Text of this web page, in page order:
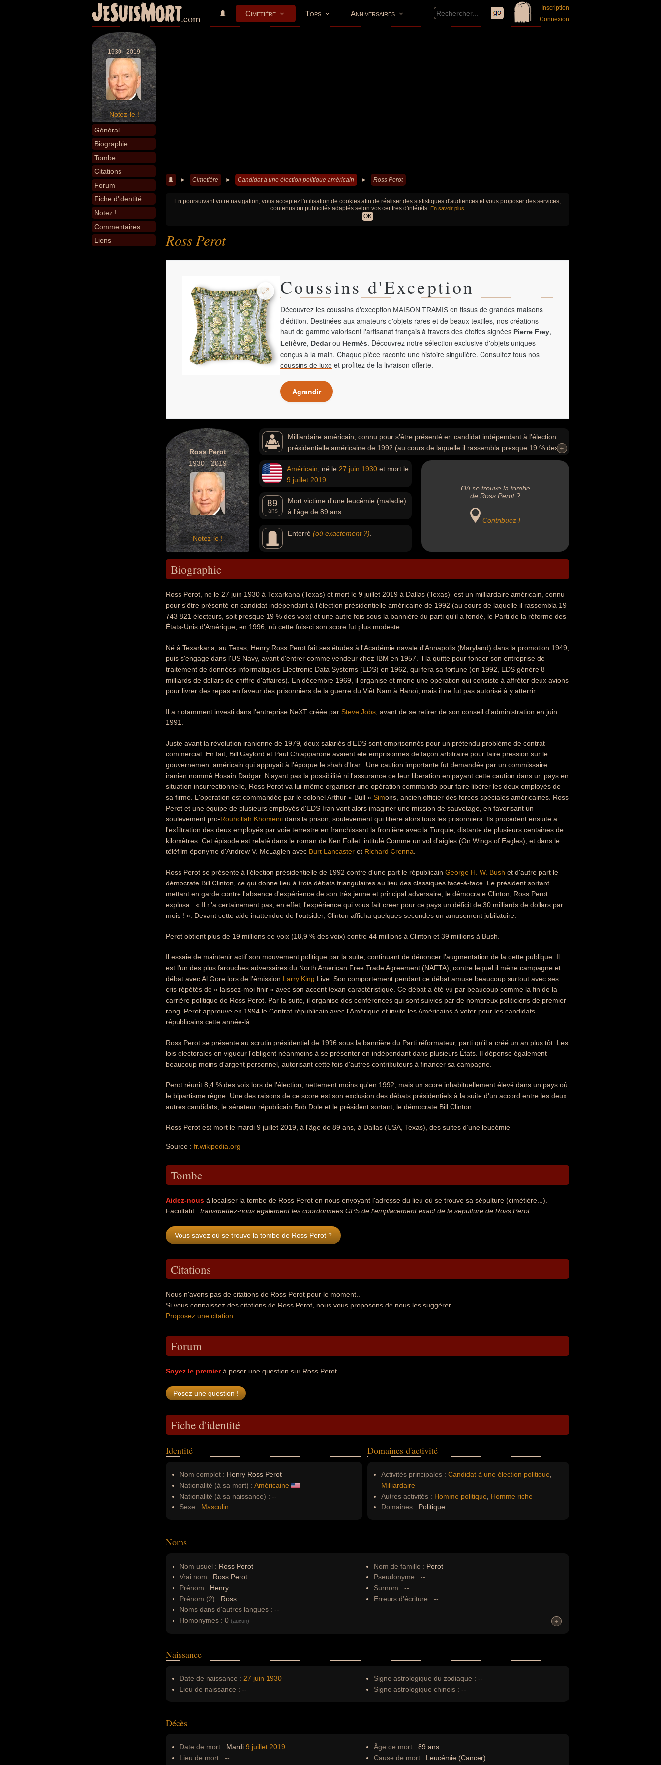
JeSuisMort.com Cimetière Tops Anniversaires
Inscription
Connexion
1930 - 2019
Notez-le !
Général
Biographie
Tombe
Citations
Forum
Fiche d'identité
Notez !
Commentaires
Liens
► Cimetière ► Candidat à une élection politique américain ► Ross Perot
En poursuivant votre navigation, vous acceptez l'utilisation de cookies afin de réaliser des statistiques d'audiences et vous proposer des services,
contenus ou publicités adaptés selon vos centres d'intérêts. En savoir plus
OK
Ross Perot
Coussins d'Exception
Découvrez les coussins d'exception MAISON TRAMIS en tissus de grandes maisons
d'édition. Destinées aux amateurs d'objets rares et de beaux textiles, nos créations
haut de gamme valorisent l'artisanat français à travers des étoffes signées Pierre Frey,
Lelièvre, Dedarou Hermès. Découvrez notre sélection exclusive d'objets uniques
conçus à la main. Chaque pièce raconte une histoire singulière. Consultez tous nos
coussins de luxe et profitez de la livraison offerte.
Agrandir
Ross Perot
1930 - 2019
Notez-le !
Milliardaire américain, connu pour s'être présenté en candidat indépendant à l'élection
présidentielle américaine de 1992 (au cours de laquelle il rassembla presque 19 % des
d'Amérique, en 1996, où cette fois-ci son score fut plus modeste.
+
+
Américain , né le 27 juin 1930 et mort le
9 juillet 2019
89
ans
Mort victime d'une leucémie (maladie)
à l'âge de 89 ans.
Enterré (où exactement ?)
Où se trouve la tombe
de Ross Perot ?
Contribuez !
Biographie
Ross Perot, né le 27 juin 1930 à Texarkana (Texas) et mort le 9 juillet 2019 à Dallas (Texas), est un milliardaire américain, connu
pour s'être présenté en candidat indépendant à l'élection présidentielle américaine de 1992 (au cours de laquelle il rassembla 19
743 821 électeurs, soit presque 19 % des voix) et une autre fois sous la bannière du parti qu'il a fondé, le Parti de la réforme des
États-Unis d'Amérique, en 1996, où cette fois-ci son score fut plus modeste.
Né à Texarkana, au Texas, Henry Ross Perot fait ses études à l'Académie navale d'Annapolis (Maryland) dans la promotion 1949,
puis s'engage dans l'US Navy, avant d'entrer comme vendeur chez IBM en 1957. Il la quitte pour fonder son entreprise de
traitement de données informatiques Electronic Data Systems (EDS) en 1962, qui fera sa fortune (en 1992, EDS génère 8
milliards de dollars de chiffre d'affaires). En décembre 1969, il organise et mène une opération qui consiste à affréter deux avions
pour livrer des repas en faveur des prisonniers de la guerre du Viêt Nam à Hanoï, mais il ne fut pas autorisé à y atterrir.
Il a notamment investi dans l'entreprise NeXT créée par Steve Jobs , avant de se retirer de son conseil d'administration en juin
1991.
Juste avant la révolution iranienne de 1979, deux salariés d'EDS sont emprisonnés pour un prétendu problème de contrat
commercial. En fait, Bill Gaylord et Paul Chiapparone avaient été emprisonnés de façon arbitraire pour faire pression sur le
gouvernement américain qui appuyait à l'époque le shah d'Iran. Une caution importante fut demandée par un commissaire
iranien nommé Hosain Dadgar. N'ayant pas la possibilité ni l'assurance de leur libération en payant cette caution dans un pays en
situation insurrectionnelle, Ross Perot va lui-même organiser une opération commando pour faire libérer les deux employés de
sa firme. L'opération est commandée par le colonel Arthur « Bull » Simons, ancien officier des forces spéciales américaines. Ross
Perot et une équipe de plusieurs employés d'EDS Iran vont alors imaginer une mission de sauvetage, en favorisant un
soulèvement pro-Rouhollah Khomeini dans la prison, soulèvement qui libère alors tous les prisonniers. Ils procèdent ensuite à
l'exfiltration des deux employés par voie terrestre en franchissant la frontière avec la Turquie, distante de plusieurs centaines de
kilomètres. Cet épisode est relaté dans le roman de Ken Follett intitulé Comme un vol d'aigles (On Wings of Eagles), et dans le
téléfilm éponyme d'Andrew V. McLaglen avec Burt Lancaster et Richard Crenna
Ross Perot se présente à l’élection présidentielle de 1992 contre d'une part le républicain George H. W. Bush et d'autre part le
démocrate Bill Clinton, ce qui donne lieu à trois débats triangulaires au lieu des classiques face-à-face. Le président sortant
mettant en garde contre l'absence d'expérience de son très jeune et principal adversaire, le démocrate Clinton, Ross Perot
explosa : « Il n'a certainement pas, en effet, l'expérience qui vous fait créer pour ce pays un déficit de 30 milliards de dollars par
mois ! ». Devant cette aide inattendue de l'outsider, Clinton afficha quelques secondes un amusement jubilatoire.
Perot obtient plus de 19 millions de voix (18,9 % des voix) contre 44 millions à Clinton et 39 millions à Bush.
Il essaie de maintenir actif son mouvement politique par la suite, continuant de dénoncer l'augmentation de la dette publique. Il
est l'un des plus farouches adversaires du North American Free Trade Agreement (NAFTA), contre lequel il mène campagne et
débat avec Al Gore lors de l'émission Larry King Live. Son comportement pendant ce débat amuse beaucoup surtout avec ses
cris répétés de « laissez-moi finir » avec son accent texan caractéristique. Ce débat a été vu par beaucoup comme la fin de la
carrière politique de Ross Perot. Par la suite, il organise des conférences qui sont suivies par de nombreux politiciens de premier
rang. Perot approuve en 1994 le Contrat républicain avec l'Amérique et invite les Américains à voter pour les candidats
républicains cette année-là.
Ross Perot se présente au scrutin présidentiel de 1996 sous la bannière du Parti réformateur, parti qu'il a créé un an plus tôt. Les
lois électorales en vigueur l'obligent néanmoins à se présenter en indépendant dans plusieurs États. Il dépense également
beaucoup moins d'argent personnel, autorisant cette fois d'autres contributeurs à financer sa campagne.
Perot réunit 8,4 % des voix lors de l'élection, nettement moins qu'en 1992, mais un score inhabituellement élevé dans un pays où
le bipartisme règne. Une des raisons de ce score est son exclusion des débats présidentiels à la suite d'un accord entre les deux
autres candidats, le sénateur républicain Bob Dole et le président sortant, le démocrate Bill Clinton.
Ross Perot est mort le mardi 9 juillet 2019, à l'âge de 89 ans, à Dallas (USA, Texas), des suites d’une leucémie.
Source : fr.wikipedia.org
Tombe
Aidez-nous à localiser la tombe de Ross Perot en nous envoyant l'adresse du lieu où se trouve sa sépulture (cimétière...).
Facultatif : transmettez-nous également les coordonnées GPS de l'emplacement exact de la sépulture de Ross Perot.
Vous savez où se trouve la tombe de Ross Perot ?
Citations
Nous n'avons pas de citations de Ross Perot pour le moment...
Si vous connaissez des citations de Ross Perot, nous vous proposons de nous les suggérer.
Proposez une citation
Forum
Soyez le premierà poser une question sur Ross Perot.
Fiche d'identité
Identité
Nom complet : Henry Ross Perot
Nationalité (à sa mort) : Américaine
Nationalité (à sa naissance) : --
Sexe : Masculin
Domaines d'activité
Activités principales : Candidat à une élection politique
Milliardaire
Autres activités : Homme politique
Homme riche
Domaines : Politique
Noms
Nom usuel : Ross Perot
Vrai nom : Ross Perot
Prénom : Henry
Prénom (2) : Ross
Noms dans d'autres langues : --
Homonymes : 0 (aucun)
Nom de famille : Perot
Pseudonyme : --
Surnom : --
Erreurs d'écriture : --
+
+
Naissance
Date de naissance : 27 juin 1930
Lieu de naissance : --
Signe astrologique du zodiaque : --
Signe astrologique chinois : --
Décès
Date de mort : Mardi 9 juillet 2019
Lieu de mort : --
Âge de mort : 89 ans
Cause de mort : Leucémie (Cancer)